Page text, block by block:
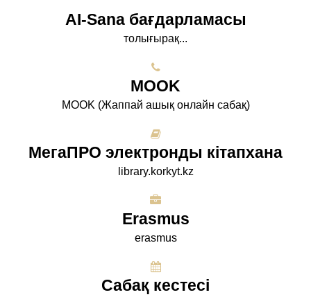
AI-Sana бағдарламасы
толығырақ...
МООK
МООK (Жаппай ашық онлайн сабақ)
МегаПРО электронды кітапхана
library.korkyt.kz
Erasmus
erasmus
Сабақ кестесі